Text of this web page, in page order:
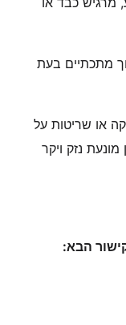
מתכתיים בעת
או שריטות על
נזק ויקר
הבא: